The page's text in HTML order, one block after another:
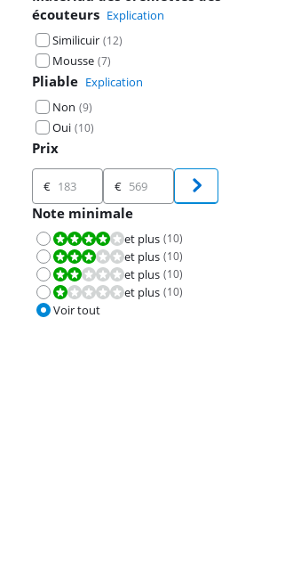
écouteurs Explication
Similicuir (12)
Mousse (7)
Pliable Explication
Non (9)
Oui (10)
Prix
Prix
€ €
Note minimale
La note est 8,0 sur 10.
et plus (10)
La note est 6,0 sur 10.
et plus (10)
La note est 4,0 sur 10.
et plus (10)
La note est 2,0 sur 10.
et plus (10)
Voir tout